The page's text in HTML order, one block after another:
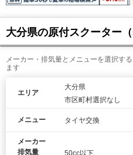
大分県の原付スクーター
メーカー・排気量とメニューを選択す
ます
エリア
大分県
市区町村選択なし
メニュー タイヤ交換
メーカー
排気量